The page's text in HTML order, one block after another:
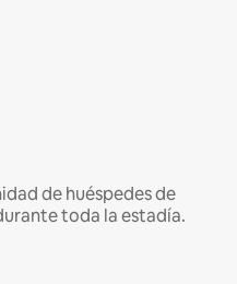
de huéspedes de
toda la estadía.